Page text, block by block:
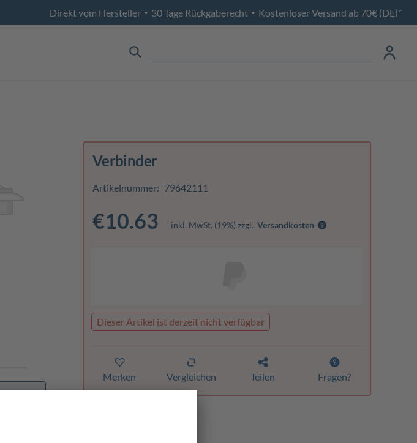
Direkt vom Hersteller • 30 Tage Rückgaberecht • Kostenloser Versand ab 70€ (DE)*
Verbinder
Artikelnummer: 79642111
€10.63 inkl. MwSt. (19%) zzgl. Versandkosten
Dieser Artikel ist derzeit nicht verfügbar
Merken Vergleichen Teilen Fragen?